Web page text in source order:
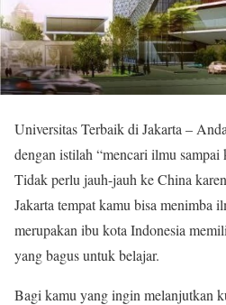
Universitas Terbaik di Jakarta –
dengan istilah “mencari ilmu
Tidak perlu jauh-jauh ke China
Jakarta tempat kamu bisa menimba
merupakan ibu kota Indonesia
yang bagus untuk belajar.
Bagi kamu yang ingin melanjutkan